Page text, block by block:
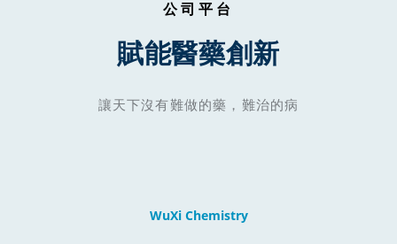
公司平台
賦能醫藥創新
讓天下沒有難做的藥，難治的病
WuXi Chemistry